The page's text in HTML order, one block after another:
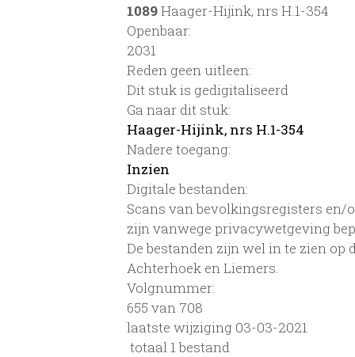
1089Haager-Hijink, nrs H.1-354
Openbaar:
2031
Reden geen uitleen:
Dit stuk is gedigitaliseerd
Ga naar dit stuk:
Haager-Hijink, nrs H.1-354
Nadere toegang:
Inzien
Digitale bestanden:
Scans van bevolkingsregisters en/
zijn vanwege privacywetgeving
De bestanden zijn wel in te zien
Achterhoek en Liemers.
Volgnummer:
655 van 708
laatste wijziging 03-03-2021
totaal 1 bestand